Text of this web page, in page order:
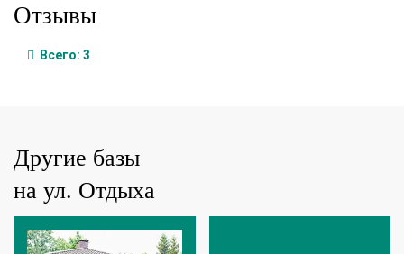
Отзывы
Всего: 3
Другие базы
на ул. Отдыха